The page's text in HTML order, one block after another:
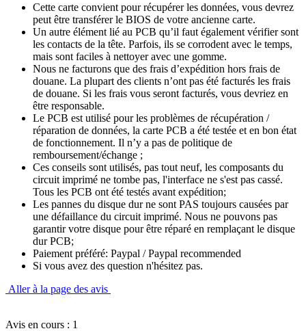
Cette carte convient pour récupérer les données, vous devrez
peut être transférer le BIOS de votre ancienne carte.
Un autre élément lié au PCB qu’il faut également vérifier sont
les contacts de la tête. Parfois, ils se corrodent avec le temps,
mais sont faciles à nettoyer avec une gomme.
Nous ne facturons que des frais d’expédition hors frais de
douane. La plupart des clients n’ont pas été facturés les frais
de douane. Si les frais vous seront facturés, vous devriez en
être responsable.
Le PCB est utilisé pour les problèmes de récupération /
réparation de données, la carte PCB a été testée et en bon état
de fonctionnement. Il n’y a pas de politique de
remboursement/échange ;
Ces conseils sont utilisés, pas tout neuf, les composants du
circuit imprimé ne tombe pas, l'interface ne s'est pas cassé.
Tous les PCB ont été testés avant expédition;
Les pannes du disque dur ne sont PAS toujours causées par
une défaillance du circuit imprimé. Nous ne pouvons pas
garantir votre disque pour être réparé en remplaçant le disque
dur PCB;
Paiement préféré: Paypal / Paypal recommended
Si vous avez des question n'hésitez pas.
Aller à la page des avis
Avis en cours : 1